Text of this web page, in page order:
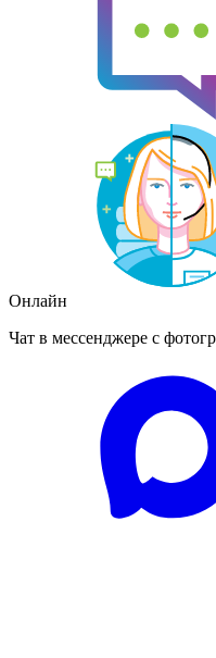
Онлайн
Чат в мессенджере с